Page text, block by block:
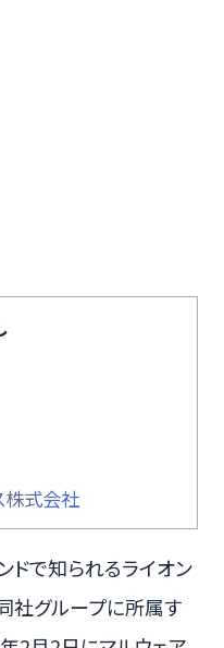
株式会社
ドで知られるライオン
社グループに所属す